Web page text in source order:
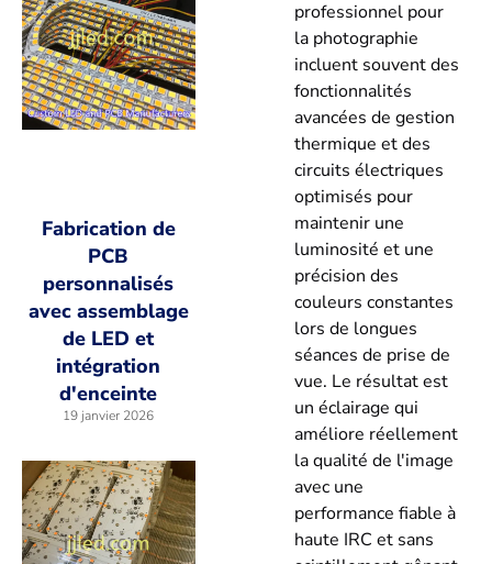
Fabrication de
PCB
personnalisés
avec assemblage
de LED et
intégration
d'enceinte
19 janvier 2026
professionnel pour
la photographie
incluent souvent des
fonctionnalités
avancées de gestion
thermique et des
circuits électriques
optimisés pour
maintenir une
luminosité et une
précision des
couleurs constantes
lors de longues
séances de prise de
vue. Le résultat est
un éclairage qui
améliore réellement
la qualité de l'image
avec une
performance fiable à
haute IRC et sans